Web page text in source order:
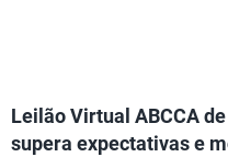
Leilão Virtual ABCCA
supera expectativas e